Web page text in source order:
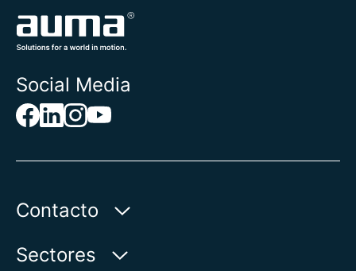
Social Media
Contacto
AUMA Riester
Sectores